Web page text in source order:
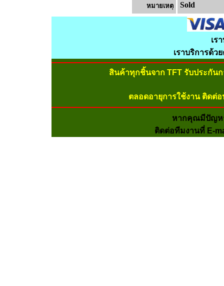
หมายเหต Sold
เร
เราบริการด้ว
สินค้าทุกชิ้นจาก TFT รับประกัน
ตลอดอายุการใช้งาน ติดต่
หากคุณมีปัญห
ติดต่อทีมงานที่ E-